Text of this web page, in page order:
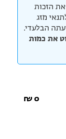
הזכות
מזג
הבלעדי.
אאוט את כמות
0
₪